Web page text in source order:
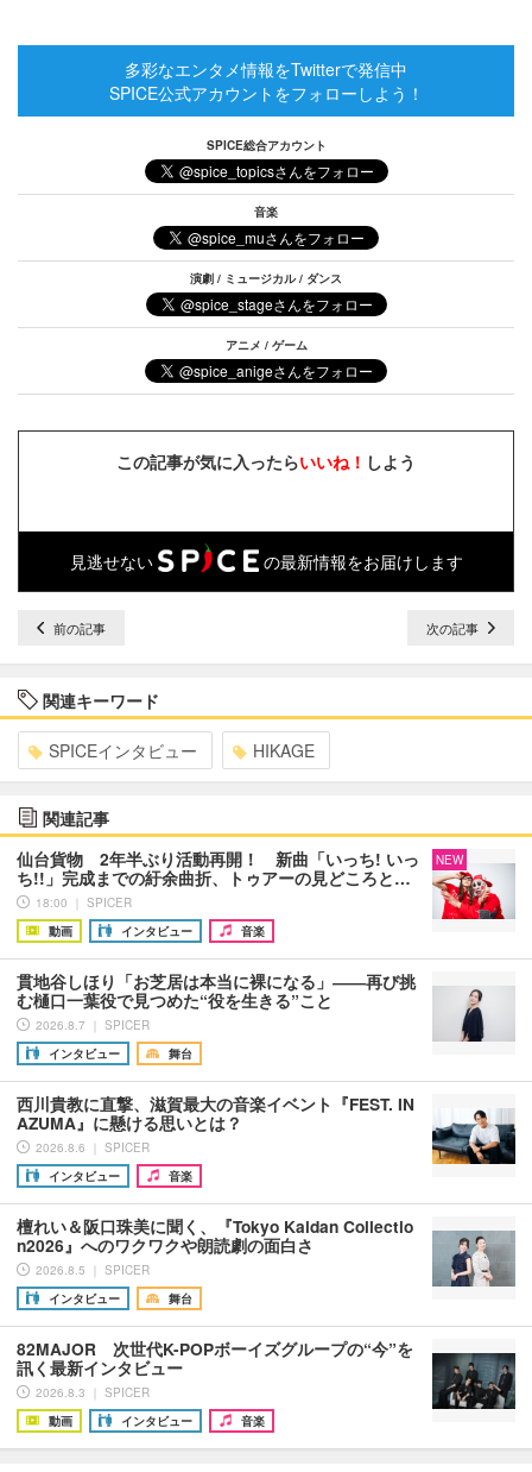
多彩なエンタメ情報をTwitterで発信中
SPICE公式アカウントをフォローしよう！
SPICE総合アカウント
音楽
演劇 / ミュージカル / ダンス
アニメ / ゲーム
この記事が気に入ったらいいね！ しよう
見逃せない の最新情報をお届けします
前の記事 次の記事
関連キーワード
SPICEインタビュー HIKAGE
関連記事
仙台貨物 2年半ぶり活動再開！ 新曲「いっち! いっ
ち!!」完成までの紆余曲折、トゥアーの見どころと…
18:00 ｜ SPICER
動画
インタビュー 音楽
NEW
貫地谷しほり「お芝居は本当に裸になる」――再び挑
む樋口一葉役で見つめた“役を生きる”こと
2026.8.7 ｜ SPICER
インタビュー
舞台
西川貴教に直撃、滋賀最大の音楽イベント『FEST. IN
AZUMA』に懸ける思いとは？
2026.8.6 ｜ SPICER
インタビュー
音楽
檀れい＆阪口珠美に聞く、『Tokyo Kaidan Collectio
n2026』へのワクワクや朗読劇の面白さ
2026.8.5 ｜ SPICER
インタビュー
舞台
82MAJOR 次世代K-POPボーイズグループの“今”を
訊く最新インタビュー
2026.8.3 ｜ SPICER
動画
インタビュー 音楽